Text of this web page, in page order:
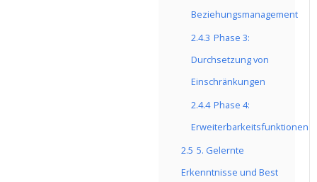
Beziehungsmanagement
2.4.3 Phase 3:
Durchsetzung von
Einschränkungen
2.4.4 Phase 4:
Erweiterbarkeitsfunktionen
2.5 5. Gelernte
Erkenntnisse und Best